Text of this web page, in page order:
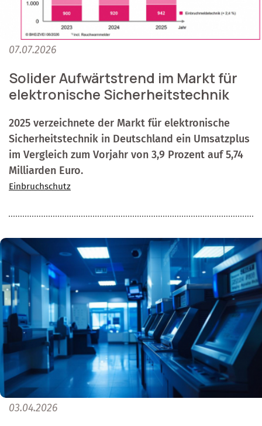
07.07.2026
Solider Aufwärtstrend im Markt für
elektronische Sicherheitstechnik
2025 verzeichnete der Markt für elektronische
Sicherheitstechnik in Deutschland ein Umsatzplus
im Vergleich zum Vorjahr von 3,9 Prozent auf 5,74
Milliarden Euro.
Einbruchschutz
03.04.2026